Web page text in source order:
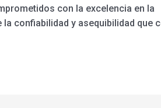
con la excelencia en la
confiabilidad y asequibilidad que